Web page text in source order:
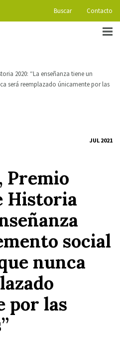
Buscar Contacto
2020: “La enseñanza tiene un
será reemplazado únicamente por las
JUL 2021
Premio
Historia
social
nunca
por las